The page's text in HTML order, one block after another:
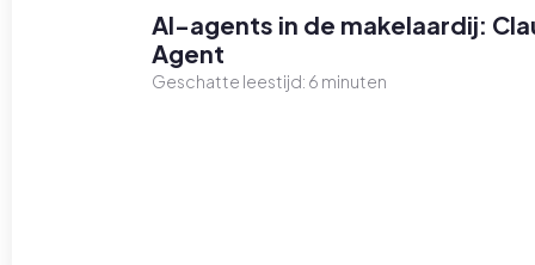
AI-agents in de makelaardij:
Agent
Geschatte leestijd: 6 minuten